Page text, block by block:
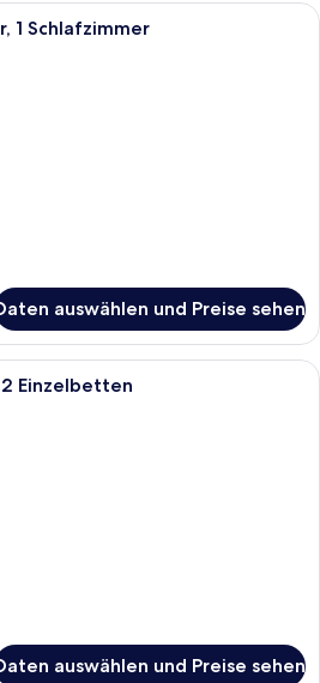
Ein ordentlich bezogenes Bett, ein
1 Schlafzimmer
auswählen und Preise sehen
Ein Hotelzimmer mit zwei Betten,
Einzelbetten
auswählen und Preise sehen